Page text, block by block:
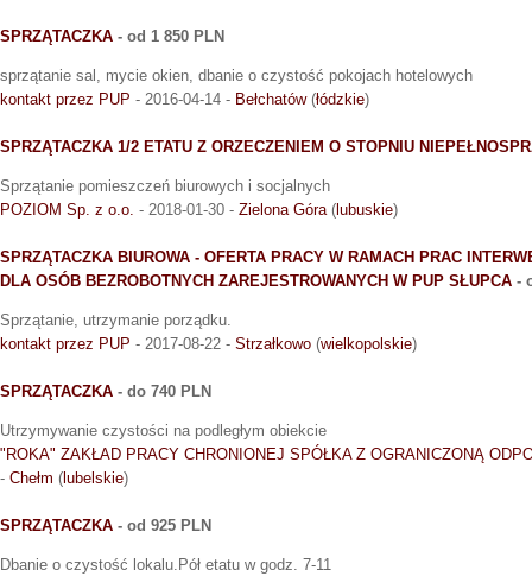
SPRZĄTACZKA - od 1 850 PLN
sprzątanie sal, mycie okien, dbanie o czystość pokojach hotelowych
kontakt przez PUP - 2016-04-14 - Bełchatów(łódzkie)
SPRZĄTACZKA 1/2 ETATU Z ORZECZENIEM O STOPNIU
Sprzątanie pomieszczeń biurowych i socjalnych
POZIOM Sp. z o.o. - 2018-01-30 - Zielona Góra( lubuskie)
SPRZĄTACZKA BIUROWA - OFERTA PRACY W RAMACH PRAC
DLA OSÓB BEZROBOTNYCH ZAREJESTROWANYCH W PUP SŁUPCA -
Sprzątanie, utrzymanie porządku.
kontakt przez PUP - 2017-08-22 - Strzałkowo (wielkopolskie)
SPRZĄTACZKA - do 740 PLN
Utrzymywanie czystości na podległym obiekcie
"ROKA" ZAKŁAD PRACY CHRONIONEJ SPÓŁKA Z OGRANICZONĄ
- Chełm ( lubelskie)
SPRZĄTACZKA - od 925 PLN
Dbanie o czystość lokalu.Pół etatu w godz. 7-11